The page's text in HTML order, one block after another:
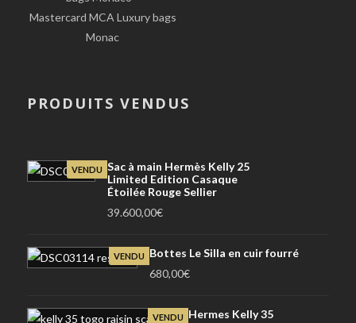
Mastercard MCA Luxury bags
Monac
PRODUITS VENDUS
VENDU Sac à main Hermès Kelly 25
Limited Edition Casaque
Étoilée Rouge Sellier
39.600,00€
VENDU
Bottes Le Silla en cuir fourré
680,00€
VENDU
Hermes Kelly 35